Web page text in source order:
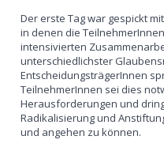
Der erste Tag war gespickt
in denen die
intensivierten
unterschiedlichster
EntscheidungsträgerInnen
TeilnehmerInnen sei dies
Herausforderungen und
Radikalisierung und
und angehen zu können.